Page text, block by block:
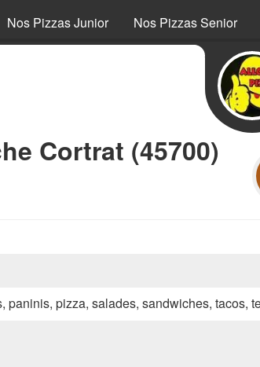
Nos Pizzas Junior Nos Pizzas Senior
Cortrat (45700)
paninis, pizza, salades, sandwiches, tacos,